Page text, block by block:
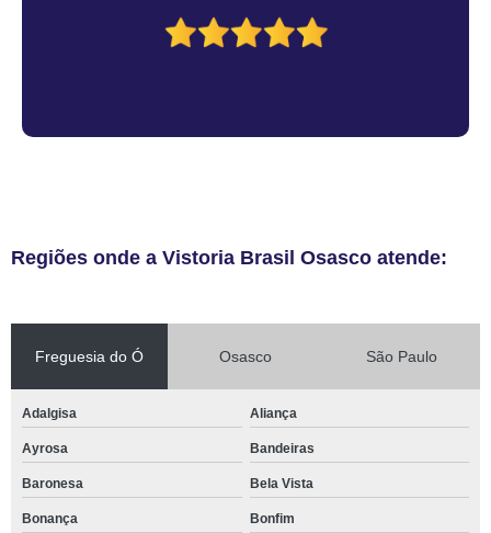
Regiões onde a Vistoria Brasil Osasco atende:
Freguesia do Ó Osasco São Paulo
Adalgisa Aliança
Ayrosa Bandeiras
Baronesa Bela Vista
Bonança Bonfim